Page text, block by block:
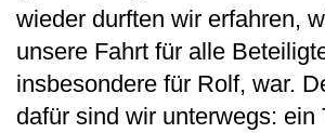
wieder durften wir erfahren,
unsere Fahrt für alle
insbesondere für Rolf, war.
dafür sind wir unterwegs: ein